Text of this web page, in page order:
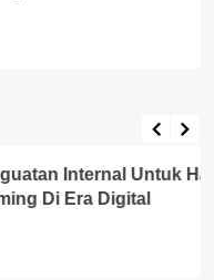
Untuk Hadapi
Digital